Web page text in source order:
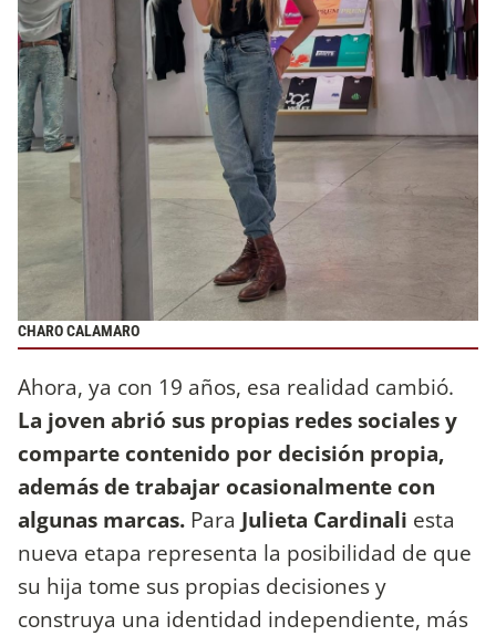
CHARO CALAMARO
Ahora, ya con 19 años, esa realidad cambió.
La joven abrió sus propias redes sociales y
comparte contenido por decisión propia,
además de trabajar ocasionalmente con
algunas marcas. Para Julieta Cardinali esta
nueva etapa representa la posibilidad de que
su hija tome sus propias decisiones y
construya una identidad independiente, más